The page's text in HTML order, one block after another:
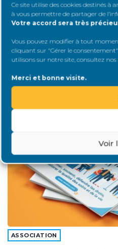
Ce site utilise des cookies destinés à
à vous permettre de partager de
Votre accord sera très
Vous pouvez modifier à tout
cliquant sur "Gérer le
utilisons sur notre site, consultez nos
Merci et bonne visite.
Voir
A la une
ASSOCIATION